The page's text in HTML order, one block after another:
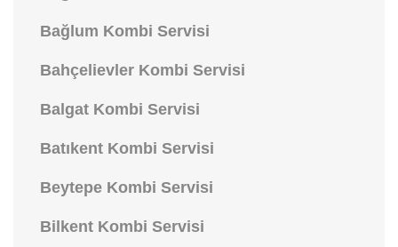
Bağlum Kombi Servisi
Bahçelievler Kombi Servisi
Balgat Kombi Servisi
Batıkent Kombi Servisi
Beytepe Kombi Servisi
Bilkent Kombi Servisi